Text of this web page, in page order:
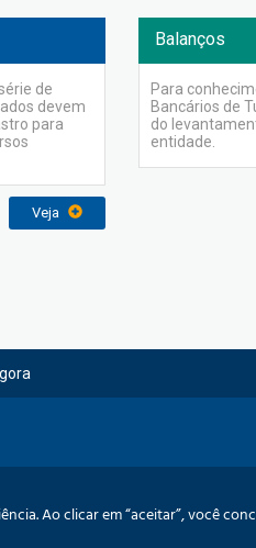
de
devem
para
Veja
Balanços
Para
Bancários de
do
entidade.
Ao clicar em “aceitar”, você